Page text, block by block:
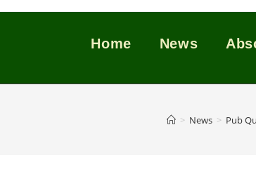
Home News
> News > Pub